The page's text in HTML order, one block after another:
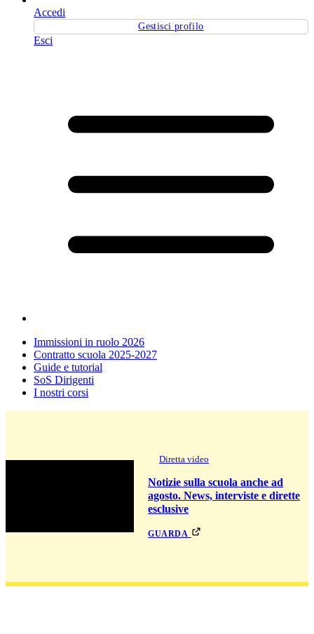
Accedi
Gestisci profilo
Esci
Immissioni in ruolo 2026
Contratto scuola 2025-2027
Guide e tutorial
SoS Dirigenti
I nostri corsi
Diretta video
Notizie sulla scuola anche ad
agosto. News, interviste e dirette
esclusive
guarda